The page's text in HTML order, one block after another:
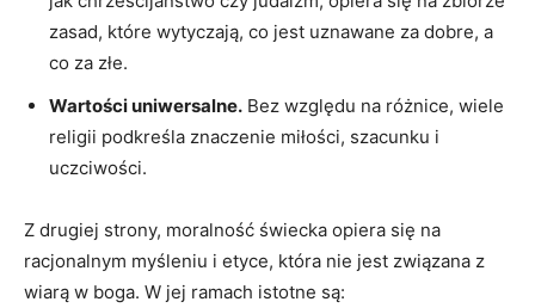
zasad, które wytyczają, co jest uznawane ‍za dobre, a
co za złe.
Wartości uniwersalne. Bez ⁣względu na różnice, wiele
religii podkreśla znaczenie miłości, szacunku i
‌uczciwości.
Z drugiej⁢ strony, moralność świecka opiera się na‍
racjonalnym⁢ myśleniu i etyce, która nie jest związana z
⁤wiarą w boga. W jej ⁣ramach istotne są: